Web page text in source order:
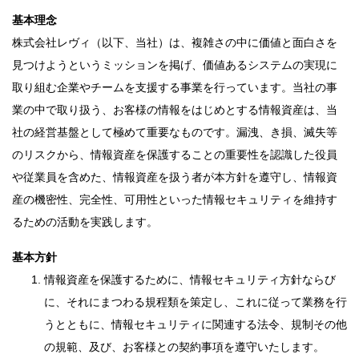
基本理念
株式会社レヴィ（以下、当社）は、複雑さの中に価値と面白さを
見つけようというミッションを掲げ、価値あるシステムの実現に
取り組む企業やチームを支援する事業を行っています。当社の事
業の中で取り扱う、お客様の情報をはじめとする情報資産は、当
社の経営基盤として極めて重要なものです。漏洩、き損、滅失等
のリスクから、情報資産を保護することの重要性を認識した役員
や従業員を含めた、情報資産を扱う者が本方針を遵守し、情報資
産の機密性、完全性、可用性といった情報セキュリティを維持す
るための活動を実践します。
基本方針
情報資産を保護するために、情報セキュリティ方針ならび
に、それにまつわる規程類を策定し、これに従って業務を行
うとともに、情報セキュリティに関連する法令、規制その他
の規範、及び、お客様との契約事項を遵守いたします。